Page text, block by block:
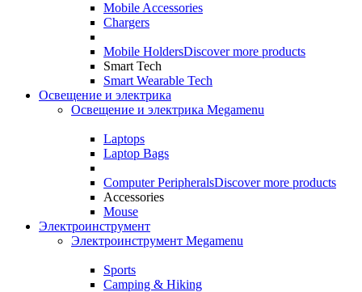
Mobile Accessories
Chargers
Mobile HoldersDiscover more products
Smart Tech
Smart Wearable Tech
Освещение и электрика
Освещение и электрика Megamenu
Laptops
Laptop Bags
Computer PeripheralsDiscover more products
Accessories
Mouse
Электроинструмент
Электроинструмент Megamenu
Sports
Camping & Hiking